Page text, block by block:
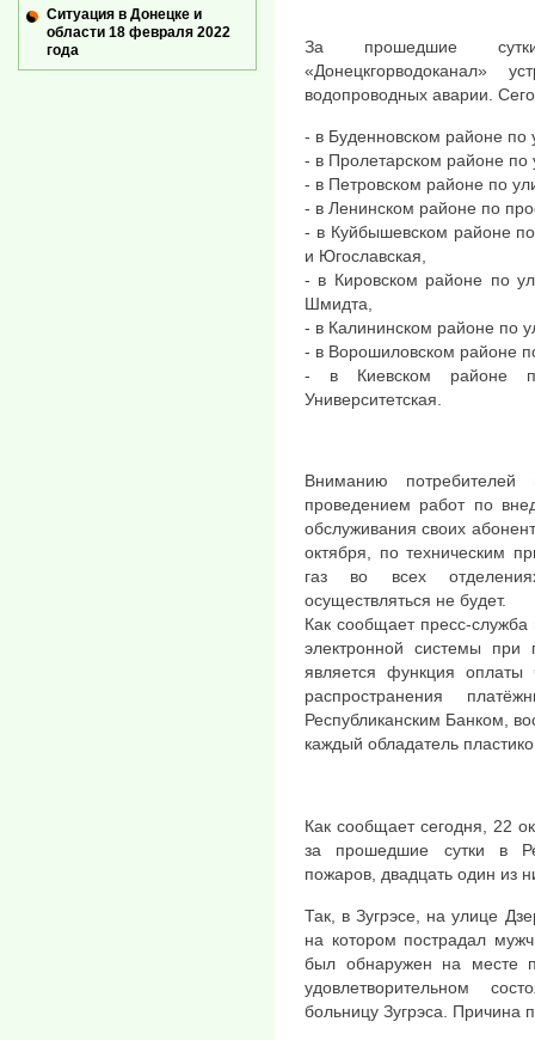
За прошедшие
«Донецкгорводоканал»
водопроводных аварии.
- в Буденновском районе
- в Пролетарском районе
- в Петровском районе по
- в Ленинском районе по
- в Куйбышевском районе
и Югославская,
- в Кировском районе по
Шмидта,
- в Калининском районе по
- в Ворошиловском районе
- в Киевском районе
Университетская.
Вниманию
проведением работ по
обслуживания своих
октября, по техническим
газ во всех
осуществляться не будет.
Как сообщает пресс-
электронной системы при
является функция оплаты
распространения
Республиканским Банком,
каждый обладатель
Как сообщает сегодня, 22
за прошедшие сутки в
пожаров, двадцать один из
Так, в Зугрэсе, на улице
на котором пострадал
был обнаружен на месте
удовлетворительном
больницу Зугрэса. Причина
Ситуация в Донецке и
области 18 февраля 2022
года